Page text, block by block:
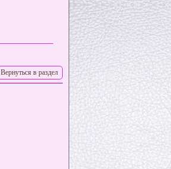
Вернуться в раздел